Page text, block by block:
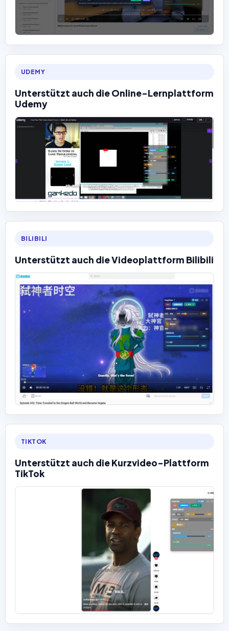
UDEMY
Unterstützt auch die Online-Lernplattform
Udemy
BILIBILI
Unterstützt auch die Videoplattform Bilibili
TIKTOK
Unterstützt auch die Kurzvideo-Plattform
TikTok